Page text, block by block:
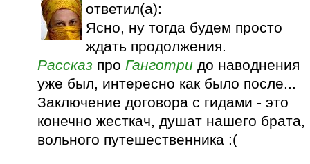
ответил(а):
Ясно, ну тогда будем просто
ждать продолжения.
Рассказ проГанготри до наводнения
уже был, интересно как было после...
Заключение договора с гидами - это
конечно жесткач, душат нашего брата,
вольного путешественника :(